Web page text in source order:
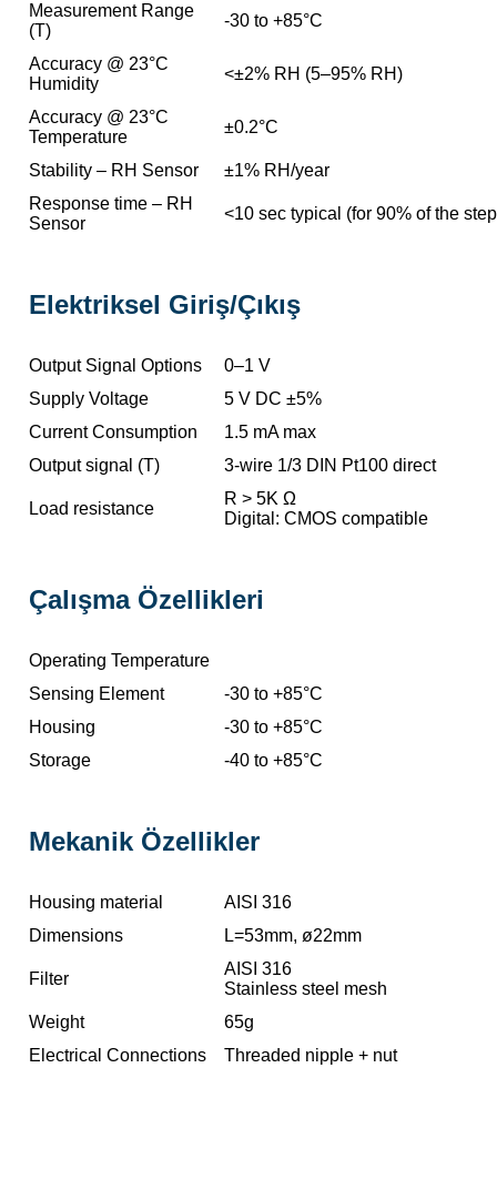
Measurement Range
(T)
-30 to +85°C
Accuracy @ 23°C
Humidity
<±2% RH (5–95% RH)
Accuracy @ 23°C
Temperature
±0.2°C
Stability – RH Sensor
±1% RH/year
Response time – RH
Sensor
<10 sec typical (for 90% of the
Elektriksel Giriş/Çıkış
Output Signal Options
0–1 V
Supply Voltage
5 V DC ±5%
Current Consumption
1.5 mA max
Output signal (T)
3-wire 1/3 DIN Pt100 direct
Load resistance
R > 5K Ω
Digital: CMOS compatible
Çalışma Özellikleri
Operating Temperature
Sensing Element
-30 to +85°C
Housing
-30 to +85°C
Storage
-40 to +85°C
Mekanik Özellikler
Housing material
AISI 316
Dimensions
L=53mm, ø22mm
Filter
AISI 316
Stainless steel mesh
Weight
65g
Electrical Connections
Threaded nipple + nut